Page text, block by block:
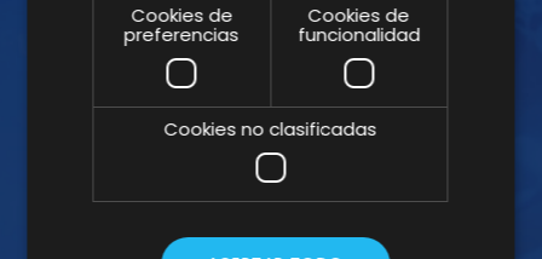
JOIN THE NEWSLETTER!
Subscribe to our Newsletter and don't
miss our insights
Cookies de
preferencias
Cookies de
funcionalidad
Cookies no clasificadas